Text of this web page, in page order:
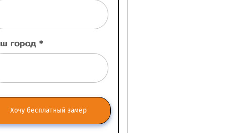
город *
Хочу бесплатный замер